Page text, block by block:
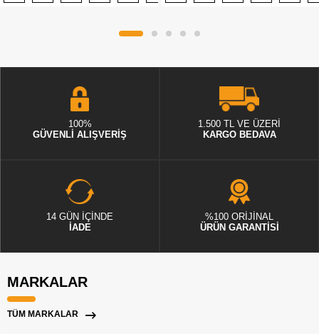
100%
GÜVENLİ ALIŞVERİŞ
1.500 TL VE ÜZERİ
KARGO BEDAVA
14 GÜN İÇİNDE
İADE
%100 ORİJİNAL
ÜRÜN GARANTİSİ
MARKALAR
TÜM MARKALAR